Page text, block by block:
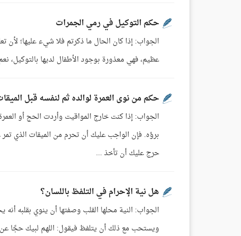
حكم التوكيل في رمي الجمرات
الجواب: إذا كان الحال ما ذكرتم فلا شيء عليها؛
عظيم، فهي معذورة بوجود الأطفال لديها بالتوكيل،
حكم من نوى العمرة لوالده ثم لنفسه قبل
الجواب: إذا كنت خارج المواقيت وأردت الحج أو
برؤه. فإن الواجب عليك أن تحرم من الميقات الذي
حرج عليك أن تأخذ ...
هل نية الإحرام في التلفظ باللسان؟
الجواب: النية محلها القلب وصفتها أن ينوي بقلبه
ويستحب مع ذلك أن يتلفظ فيقول: اللهم لبيك حجًا